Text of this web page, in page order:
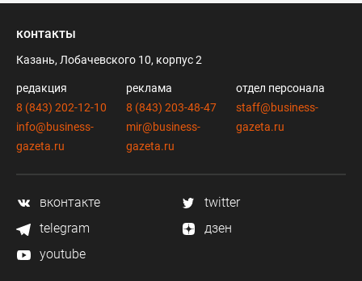
контакты
Казань, Лобачевского 10, корпус 2
редакция
8 (843) 202-12-10
info@business-
gazeta.ru
реклама
8 (843) 203-48-47
mir@business-
gazeta.ru
отдел персонала
staff@business-
gazeta.ru
вконтакте
twitter
telegram
дзен
youtube